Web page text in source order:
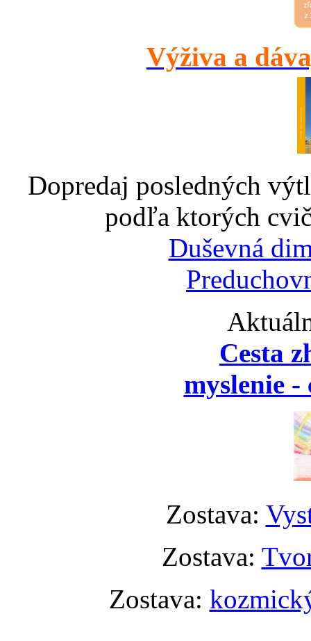
Výživa a
Dopredaj posledných
podľa ktorých
Duševná
Cesta
myslenie
Zostava:
Zostava:
Zostava: